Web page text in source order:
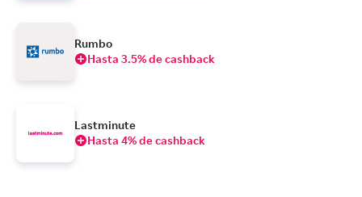
Rumbo
Hasta 3.5% de cashback
Lastminute
Hasta 4% de cashback